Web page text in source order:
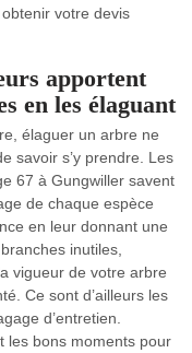
votre devis
apportent
en les élaguant
élaguer un arbre ne
savoir s’y prendre. Les
67 à Gungwiller savent
de chaque espèce
en leur donnant une
inutiles,
vigueur de votre arbre
Ce sont d’ailleurs les
d’entretien.
les bons moments pour